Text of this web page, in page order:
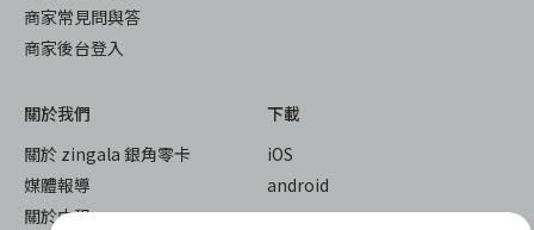
商家常見問與答
商家後台登入
關於我們
關於 zingala 銀角零卡
媒體報導
關於中租
下載
iOS
android